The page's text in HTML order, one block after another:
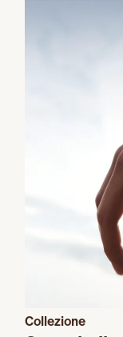
Collezione